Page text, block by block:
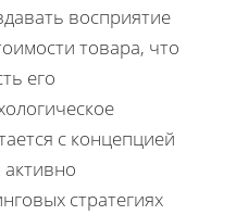
восприятие
товара, что
его
с концепцией
стратегиях